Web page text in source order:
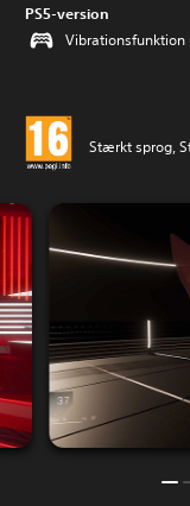
PS5-version
Vibrationsfunktion
Stærkt sprog,